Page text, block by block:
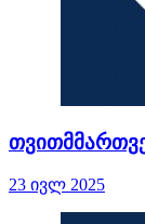
23 ივლ 2025